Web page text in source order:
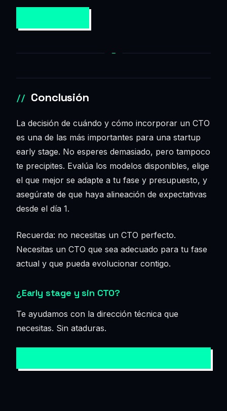
Conclusión
La decisión de cuándo y cómo incorporar un CTO
es una de las más importantes para una startup
early stage. No esperes demasiado, pero tampoco
te precipites. Evalúa los modelos disponibles, elige
el que mejor se adapte a tu fase y presupuesto, y
asegúrate de que haya alineación de expectativas
desde el día 1.
Recuerda: no necesitas un CTO perfecto.
Necesitas un CTO que sea adecuado para tu fase
actual y que pueda evolucionar contigo.
¿Early stage y sin CTO?
Te ayudamos con la dirección técnica que
necesitas. Sin ataduras.